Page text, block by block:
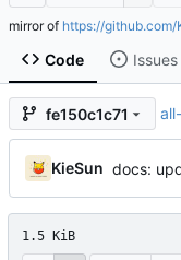
mirror of https://
Code Issues
fe150c1c71
KieSun docs:
1.5 KiB